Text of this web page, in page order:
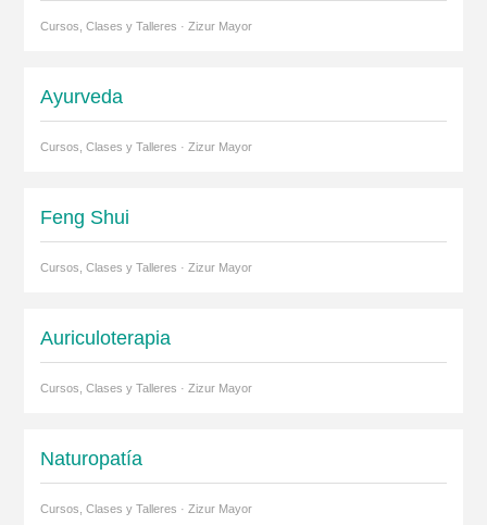
Cursos, Clases y Talleres · Zizur Mayor
Ayurveda
Cursos, Clases y Talleres · Zizur Mayor
Feng Shui
Cursos, Clases y Talleres · Zizur Mayor
Auriculoterapia
Cursos, Clases y Talleres · Zizur Mayor
Naturopatía
Cursos, Clases y Talleres · Zizur Mayor